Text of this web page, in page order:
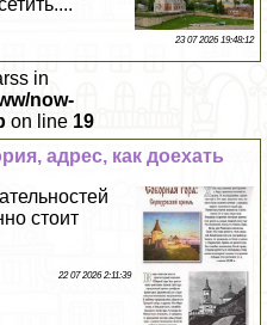
23 07 2026 19:48:12
in
now-
on line 19
адрес, как доехать
стоит
22 07 2026 2:11:39